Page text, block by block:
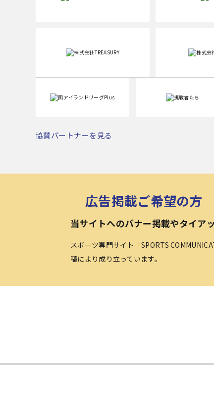
協賛パートナーを見る
広告掲載ご希望の方
当サイトへのバナー掲載やタイア
スポーツ専門サイト「SPORTS
稿により成り立っています。